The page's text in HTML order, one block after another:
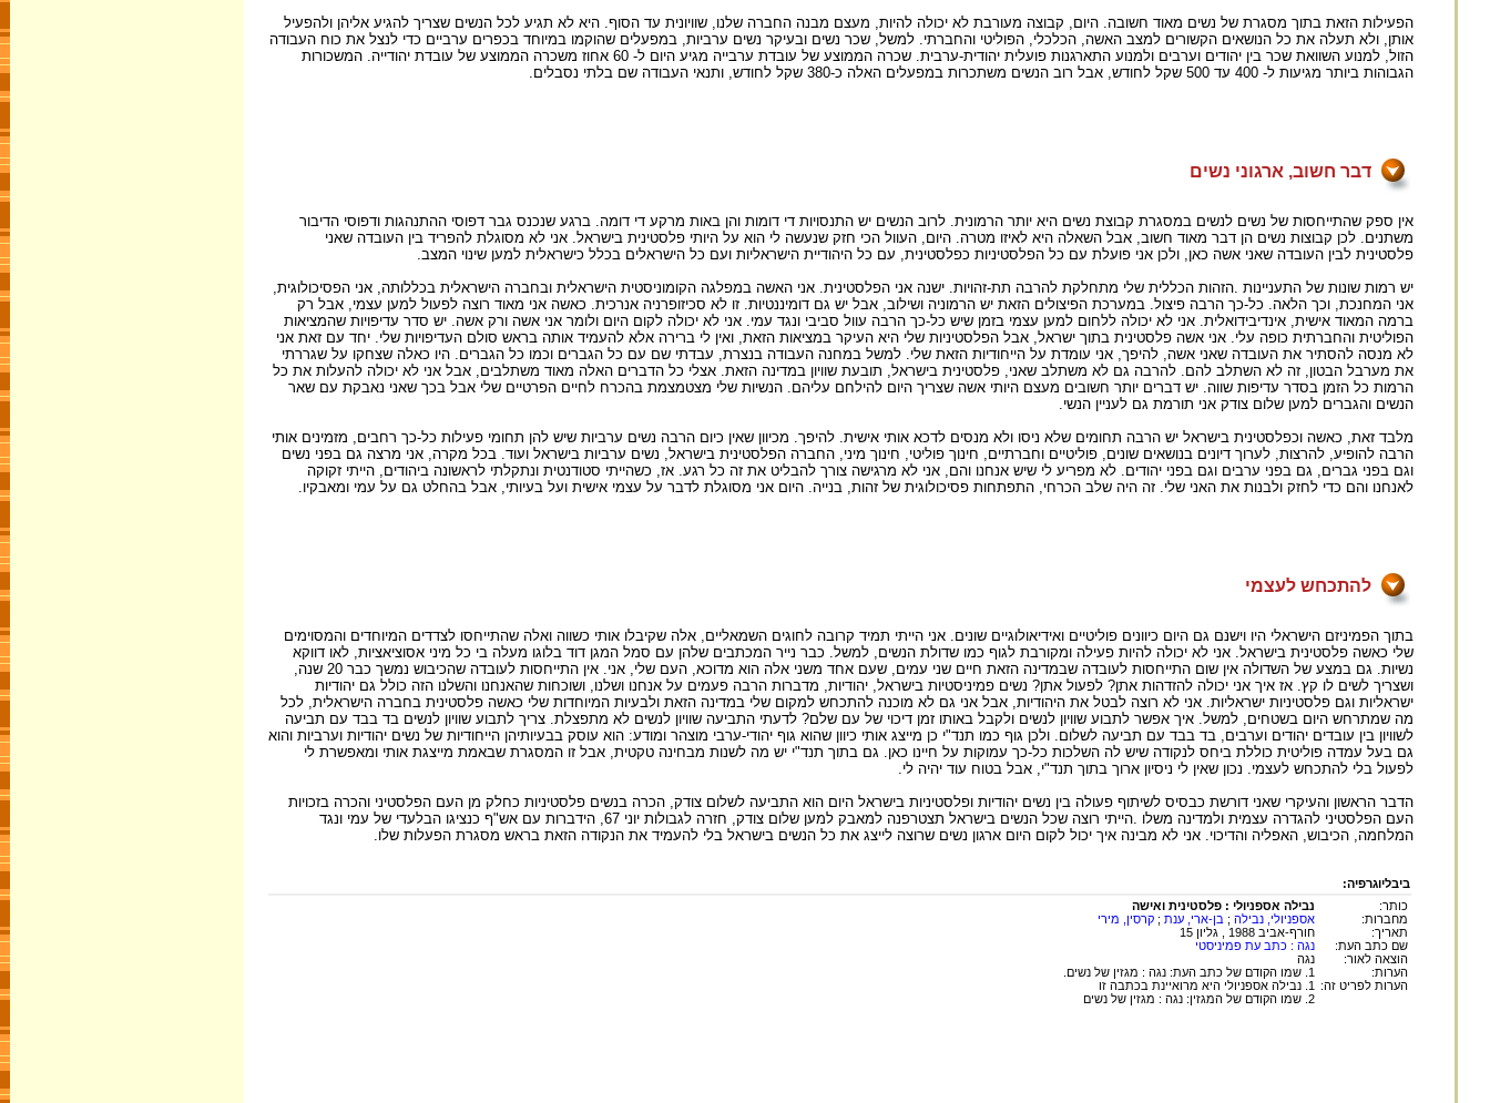
הפעילות הזאת בתוך מסגרת של נשים מאוד חשובה. היום, קבוצה מעורבת לא יכולה להיות, מעצם מבנה החברה שלנו, שוויונית עד הסוף. היא לא תגיע לכל הנשים שצריך להגיע אליהן ולהפעיל
אותן, ולא תעלה את כל הנושאים הקשורים למצב האשה, הכלכלי, הפוליטי והחברתי. למשל, שכר נשים ובעיקר נשים ערביות, במפעלים שהוקמו במיוחד בכפרים ערביים כדי לנצל את כוח העבודה
הזול, למנוע השוואת שכר בין יהודים וערבים ולמנוע התארגנות פועלית יהודית-ערבית. שכרה הממוצע של עובדת ערבייה מגיע היום ל- 60 אחוז משכרה הממוצע של עובדת יהודייה. המשכורות
הגבוהות ביותר מגיעות ל- 400 עד 500 שקל לחודש, אבל רוב הנשים משתכרות במפעלים האלה כ-380 שקל לחודש, ותנאי העבודה שם בלתי נסבלים.
דבר חשוב, ארגוני נשים
אין ספק שהתייחסות של נשים לנשים במסגרת קבוצת נשים היא יותר הרמונית. לרוב הנשים יש התנסויות די דומות והן באות מרקע די דומה. ברגע שנכנס גבר דפוסי ההתנהגות ודפוסי הדיבור
משתנים. לכן קבוצות נשים הן דבר מאוד חשוב, אבל השאלה היא לאיזו מטרה. היום, העוול הכי חזק שנעשה לי הוא על היותי פלסטינית בישראל. אני לא מסוגלת להפריד בין העובדה שאני
פלסטינית לבין העובדה שאני אשה כאן, ולכן אני פועלת עם כל הפלסטיניות כפלסטינית, עם כל היהודיית הישראליות ועם כל הישראלים בכלל כישראלית למען שינוי המצב.
יש רמות שונות של התעניינות .הזהות הכללית שלי מתחלקת להרבה תת-זהויות. ישנה אני הפלסטינית. אני האשה במפלגה הקומוניסטית הישראלית ובחברה הישראלית בכללותה, אני הפסיכולוגית,
אני המחנכת, וכך הלאה. כל-כך הרבה פיצול. במערכת הפיצולים הזאת יש הרמוניה ושילוב, אבל יש גם דומיננטיות. זו לא סכיזופרניה אנרכית. כאשה אני מאוד רוצה לפעול למען עצמי, אבל רק
ברמה המאוד אישית, אינדיבידואלית. אני לא יכולה ללחום למען עצמי בזמן שיש כל-כך הרבה עוול סביבי ונגד עמי. אני לא יכולה לקום היום ולומר אני אשה ורק אשה. יש סדר עדיפויות שהמציאות
הפוליטית והחברתית כופה עלי. אני אשה פלסטינית בתוך ישראל, אבל הפלסטיניות שלי היא העיקר במציאות הזאת, ואין לי ברירה אלא להעמיד אותה בראש סולם העדיפויות שלי. יחד עם זאת אני
לא מנסה להסתיר את העובדה שאני אשה, להיפך, אני עומדת על הייחודיות הזאת שלי. למשל במחנה העבודה בנצרת, עבדתי שם עם כל הגברים וכמו כל הגברים. היו כאלה שצחקו על שגררתי
את מערבל הבטון, זה לא השתלב להם. להרבה גם לא משתלב שאני, פלסטינית בישראל, תובעת שוויון במדינה הזאת. אצלי כל הדברים האלה מאוד משתלבים, אבל אני לא יכולה להעלות את כל
הרמות כל הזמן בסדר עדיפות שווה. יש דברים יותר חשובים מעצם היותי אשה שצריך היום להילחם עליהם. הנשיות שלי מצטמצמת בהכרח לחיים הפרטיים שלי אבל בכך שאני נאבקת עם שאר
הנשים והגברים למען שלום צודק אני תורמת גם לעניין הנשי.
מלבד זאת, כאשה וכפלסטינית בישראל יש הרבה תחומים שלא ניסו ולא מנסים לדכא אותי אישית. להיפך. מכיוון שאין כיום הרבה נשים ערביות שיש להן תחומי פעילות כל-כך רחבים, מזמינים אותי
הרבה להופיע, להרצות, לערוך דיונים בנושאים שונים, פוליטיים וחברתיים, חינוך פוליטי, חינוך מיני, החברה הפלסטינית בישראל, נשים ערביות בישראל ועוד. בכל מקרה, אני מרצה גם בפני נשים
וגם בפני גברים, גם בפני ערבים וגם בפני יהודים. לא מפריע לי שיש אנחנו והם, אני לא מרגישה צורך להבליט את זה כל רגע. אז, כשהייתי סטודנטית ונתקלתי לראשונה ביהודים, הייתי זקוקה
לאנחנו והם כדי לחזק ולבנות את האני שלי. זה היה שלב הכרחי, התפתחות פסיכולוגית של זהות, בנייה. היום אני מסוגלת לדבר על עצמי אישית ועל בעיותי, אבל בהחלט גם על עמי ומאבקיו.
להתכחש לעצמי
בתוך הפמיניזם הישראלי היו וישנם גם היום כיוונים פוליטיים ואידיאולוגיים שונים. אני הייתי תמיד קרובה לחוגים השמאליים, אלה שקיבלו אותי כשווה ואלה שהתייחסו לצדדים המיוחדים והמסוימים
שלי כאשה פלסטינית בישראל. אני לא יכולה להיות פעילה ומקורבת לגוף כמו שדולת הנשים, למשל. כבר נייר המכתבים שלהן עם סמל המגן דוד בלוגו מעלה בי כל מיני אסוציאציות, לאו דווקא
נשיות. גם במצע של השדולה אין שום התייחסות לעובדה שבמדינה הזאת חיים שני עמים, שעם אחד משני אלה הוא מדוכא, העם שלי, אני. אין התייחסות לעובדה שהכיבוש נמשך כבר 20 שנה,
ושצריך לשים לו קץ. אז איך אני יכולה להזדהות אתן? לפעול אתן? נשים פמיניסטיות בישראל, יהודיות, מדברות הרבה פעמים על אנחנו ושלנו, ושוכחות שהאנחנו והשלנו הזה כולל גם יהודיות
ישראליות וגם פלסטיניות ישראליות. אני לא רוצה לבטל את היהודיות, אבל אני גם לא מוכנה להתכחש למקום שלי במדינה הזאת ולבעיות המיוחדות שלי כאשה פלסטינית בחברה הישראלית, לכל
מה שמתרחש היום בשטחים, למשל. איך אפשר לתבוע שוויון לנשים ולקבל באותו זמן דיכוי של עם שלם? לדעתי התביעה שוויון לנשים לא מתפצלת. צריך לתבוע שוויון לנשים בד בבד עם תביעה
לשוויון בין עובדים יהודים וערבים, בד בבד עם תביעה לשלום. ולכן גוף כמו תנד"י כן מייצג אותי כיוון שהוא גוף יהודי-ערבי מוצהר ומודע: הוא עוסק בבעיותיהן הייחודיות של נשים יהודיות וערביות והוא
גם בעל עמדה פוליטית כוללת ביחס לנקודה שיש לה השלכות כל-כך עמוקות על חיינו כאן. גם בתוך תנד"י יש מה לשנות מבחינה טקטית, אבל זו המסגרת שבאמת מייצגת אותי ומאפשרת לי
לפעול בלי להתכחש לעצמי. נכון שאין לי ניסיון ארוך בתוך תנד"י, אבל בטוח עוד יהיה לי.
הדבר הראשון והעיקרי שאני דורשת כבסיס לשיתוף פעולה בין נשים יהודיות ופלסטיניות בישראל היום הוא התביעה לשלום צודק, הכרה בנשים פלסטיניות כחלק מן העם הפלסטיני והכרה בזכויות
העם הפלסטיני להגדרה עצמית ולמדינה משלו .הייתי רוצה שכל הנשים בישראל תצטרפנה למאבק למען שלום צודק, חזרה לגבולות יוני 67, הידברות עם אש"ף כנציגו הבלעדי של עמי ונגד
המלחמה, הכיבוש, האפליה והדיכוי. אני לא מבינה איך יכול לקום היום ארגון נשים שרוצה לייצג את כל הנשים בישראל בלי להעמיד את הנקודה הזאת בראש מסגרת הפעלות שלו.
ביבליוגרפיה:
כותר:
נבילה אספניולי : פלסטינית ואישה
מחברות:
אספניולי, נבילה ; בן-ארי, ענת ; קרסין, מירי
תאריך:
חורף-אביב 1988 , גליון 15
שם כתב העת:
נגה : כתב עת פמיניסטי
הוצאה לאור:
נגה
הערות:
1. שמו הקודם של כתב העת: נגה : מגזין של נשים.
הערות לפריט זה:
1. נבילה אספניולי היא מרואיינת בכתבה זו
2. שמו הקודם של המגזין: נגה : מגזין של נשים